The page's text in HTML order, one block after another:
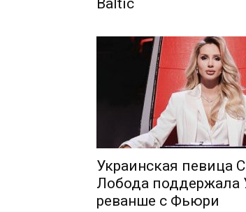
Baltic
Украинская певица
Лобода поддержала
реванше с Фьюри